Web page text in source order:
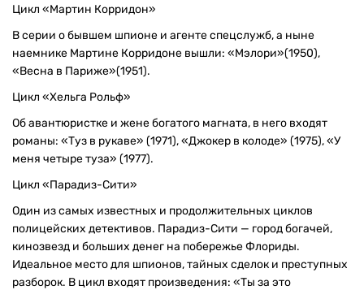
Цикл «Мартин Корридон»
В серии о бывшем шпионе и агенте спецслужб, а ныне
наемнике Мартине Корридоне вышли: «Мэлори»(1950),
«Весна в Париже»(1951).
Цикл «Хельга Рольф»
Об авантюристке и жене богатого магната, в него входят
романы: «Туз в рукаве» (1971), «Джокер в колоде» (1975), «У
меня четыре туза» (1977).
Цикл «Парадиз-Сити»
Один из самых известных и продолжительных циклов
полицейских детективов. Парадиз-Сити — город богачей,
кинозвезд и больших денег на побережье Флориды.
Идеальное место для шпионов, тайных сделок и преступных
разборок. В цикл входят произведения: «Ты за это